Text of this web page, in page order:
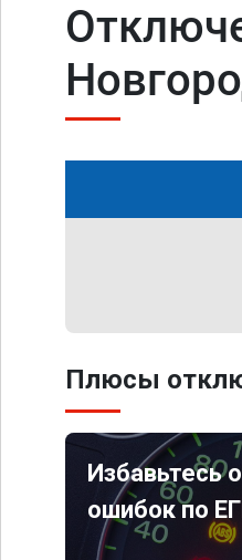
Плюсы
Избавьтесь
ошибок по